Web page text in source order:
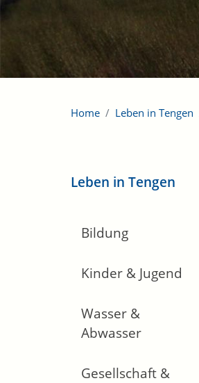
Home Leben in Tengen
Leben in Tengen
Bildung
Kinder & Jugend
Wasser &
Abwasser
Gesellschaft &